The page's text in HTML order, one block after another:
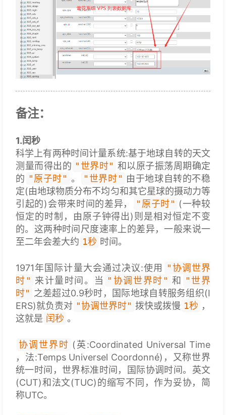
备注：
1.闰秒
科学上有两种时间计量系统:基于地球自转的天文
测量而得出的 "世界时" 和以原子振荡周期确定
的 "原子时" 。 "世界时" 由于地球自转的不稳
定(由地球物质分布不均匀和其它星球的摄动力等
引起的)会带来时间的差异，
"原子时" (一种较
恒定的时制，由原子钟得出)则是相对恒定不变
的。这两种时间尺度速率上的差异，一般来说一
至二年会差大约 1秒 时间。
1971年国际计量大会通过决议:使用
"协调世界
时" 来计量时间。当 "协调世界时" 和
"世界
时" 之差超过0.9秒时，国际地球自转服务组织(I
ERS)就负责对 "协调世界时" 拨快或拨慢 1秒 ，
这就是 闰秒 。
协调世界时 (英:Coordinated Universal Time
，法:Temps Universel Coordonné)，又称世界
统一时间，世界标准时间，国际协调时间。英文
(CUT)和法文(TUC)的缩写不同，作为妥协，简
称UTC。